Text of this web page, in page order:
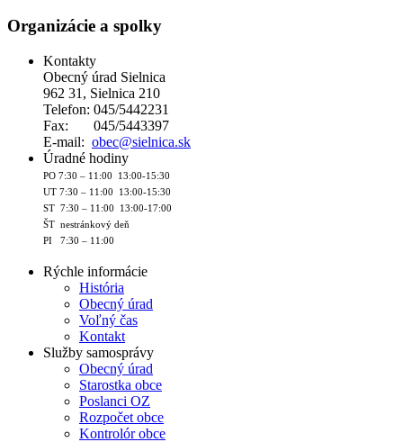
Organizácie a spolky
Kontakty
Obecný úrad Sielnica
962 31, Sielnica 210
Telefon: 045/5442231
Fax: 045/5443397
E-mail: obec@sielnica.sk
Úradné hodiny
PO 7:30 – 11:00 13:00-15:30
UT 7:30 – 11:00 13:00-15:30
ST 7:30 – 11:00 13:00-17:00
ŠT nestránkový deň
PI 7:30 – 11:00
Rýchle informácie
História
Obecný úrad
Voľný čas
Kontakt
Služby samosprávy
Obecný úrad
Starostka obce
Poslanci OZ
Rozpočet obce
Kontrolór obce